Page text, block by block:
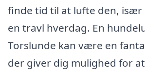
finde tid til at lufte den, især
en travl hverdag. En
Torslunde kan være en
der giver dig mulighed for